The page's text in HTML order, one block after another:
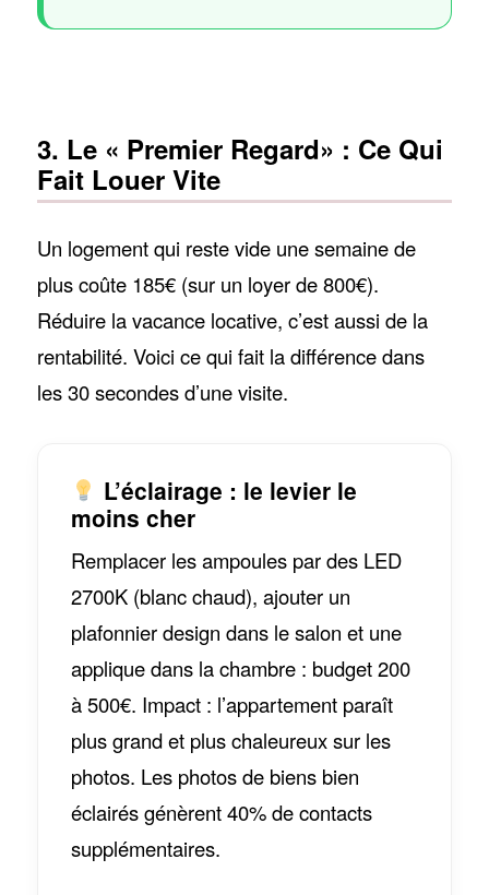
3. Le « Premier Regard» : Ce Qui
Fait Louer Vite
Un logement qui reste vide une semaine de
plus coûte 185€ (sur un loyer de 800€).
Réduire la vacance locative, c’est aussi de la
rentabilité. Voici ce qui fait la différence dans
les 30 secondes d’une visite.
L’éclairage : le levier le
moins cher
Remplacer les ampoules par des LED
2700K (blanc chaud), ajouter un
plafonnier design dans le salon et une
applique dans la chambre : budget 200
à 500€. Impact : l’appartement paraît
plus grand et plus chaleureux sur les
photos. Les photos de biens bien
éclairés génèrent 40% de contacts
supplémentaires.